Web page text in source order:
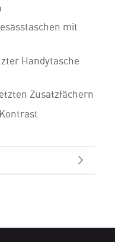
mit
Handytasche
Zusatzfächern